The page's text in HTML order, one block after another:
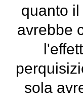
quanto
avrebbe
sola